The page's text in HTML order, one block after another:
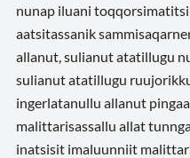
nunap iluani
aatsitassanik
allanut, sulianut atatillugu
sulianut atatillugu
ingerlatanullu allanut
malittarisassallu allat
inatsisit imaluunniit